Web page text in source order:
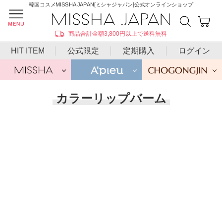
韓国コスメMISSHA JAPAN[ミシャジャパン]公式オンラインショップ
商品合計金額3,800円以上で送料無料
HIT ITEM 公式限定 定期購入 ログイン
カラーリップバーム